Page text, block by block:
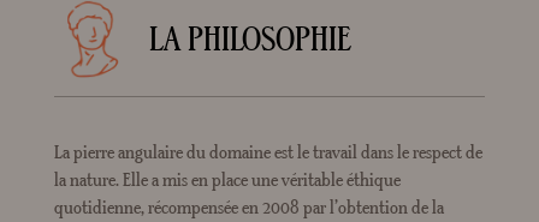
LA PHILOSOPHIE
La pierre angulaire du domaine est le travail dans le respect de
la nature. Elle a mis en place une véritable éthique
quotidienne, récompensée en 2008 par l’obtention de la